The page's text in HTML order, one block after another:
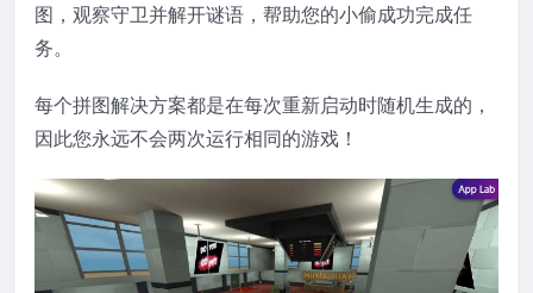
图，观察守卫并解开谜语，帮助您的小偷成功完成任
务。
每个拼图解决方案都是在每次重新启动时随机生成的，
因此您永远不会两次运行相同的游戏！